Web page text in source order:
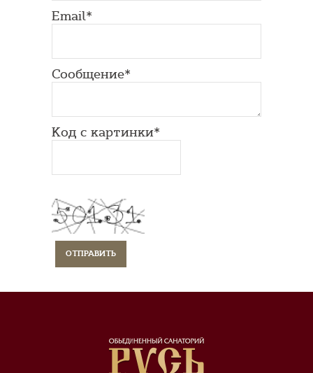
Email*
Сообщение*
Код с картинки*